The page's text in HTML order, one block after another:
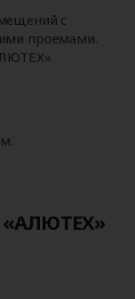
с
проемами.
«АЛЮТЕХ»